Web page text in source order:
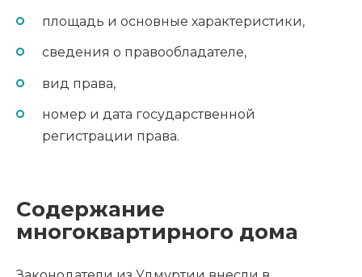
площадь и основные характеристики,
сведения о правообладателе,
вид права,
номер и дата государственной
регистрации права.
Содержание
многоквартирного дома